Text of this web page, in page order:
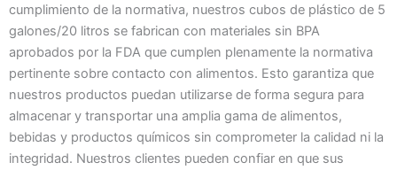
cumplimiento de la normativa, nuestros cubos de plástico de 5
galones/20 litros se fabrican con materiales sin BPA
aprobados por la FDA que cumplen plenamente la normativa
pertinente sobre contacto con alimentos. Esto garantiza que
nuestros productos puedan utilizarse de forma segura para
almacenar y transportar una amplia gama de alimentos,
bebidas y productos químicos sin comprometer la calidad ni la
integridad. Nuestros clientes pueden confiar en que sus